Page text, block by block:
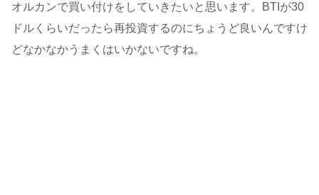
オルカンで買い付けをしていきたいと思います。BTIが30
ドルくらいだったら再投資するのにちょうど良いんですけ
どなかなかうまくはいかないですね。